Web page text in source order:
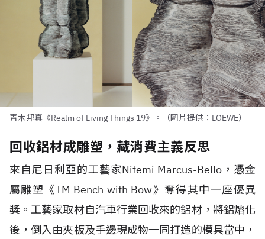
青木邦真《Realm of Living Things 19》。（圖片提供：LOEWE）
回收鋁材成雕塑，藏消費主義反思
來自尼日利亞的工藝家Nifemi Marcus-Bello ，憑金
屬雕塑《TM Bench with Bow》奪得其中一座優異
獎。工藝家取材自汽車行業回收來的鋁材，將鋁熔化
後，倒入由夾板及手邊現成物一同打造的模具當中，